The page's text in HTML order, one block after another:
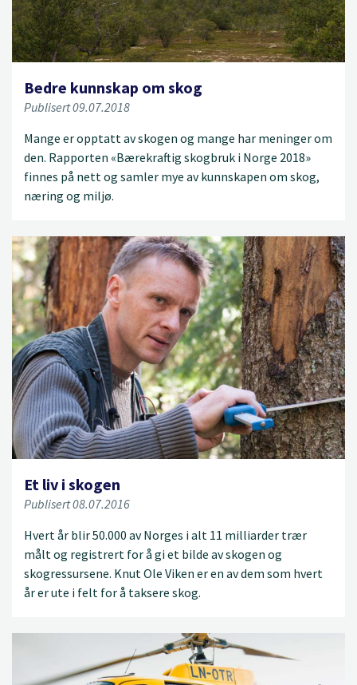
Bedre kunnskap om skog
Publisert 09.07.2018
Mange er opptatt av skogen og mange har meninger om
den. Rapporten «Bærekraftig skogbruk i Norge 2018»
finnes på nett og samler mye av kunnskapen om skog,
næring og miljø.
Et liv i skogen
Publisert 08.07.2016
Hvert år blir 50.000 av Norges i alt 11 milliarder trær
målt og registrert for å gi et bilde av skogen og
skogressursene. Knut Ole Viken er en av dem som hvert
år er ute i felt for å taksere skog.